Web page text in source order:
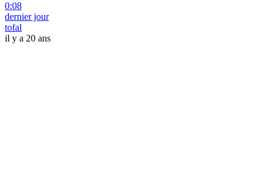
0:08
dernier jour
tofal
il y a 20 ans